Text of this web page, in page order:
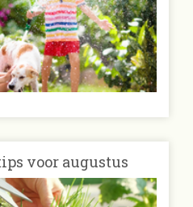
voor augustus